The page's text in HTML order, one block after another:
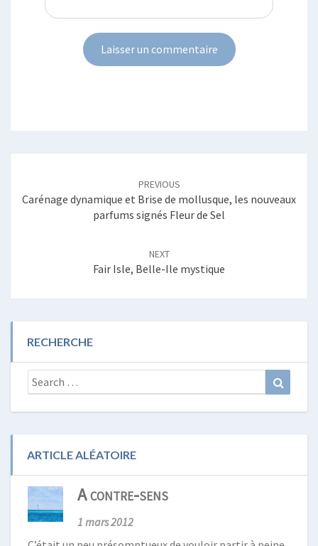
PREVIOUS
Carénage dynamique et Brise de mollusque, les nouveaux
parfums signés Fleur de Sel
NEXT
Fair Isle, Belle-Ile mystique
RECHERCHE
Search
for:
ARTICLE ALÉATOIRE
A contre-sens
1 mars 2012